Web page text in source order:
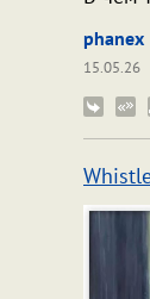
phanex
15.05.26